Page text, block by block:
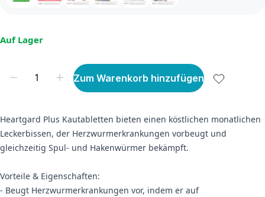
Auf Lager
Zum Warenkorb hinzufügen
Heartgard Plus Kautabletten bieten einen köstlichen monatlichen
Leckerbissen, der Herzwurmerkrankungen vorbeugt und
gleichzeitig Spul- und Hakenwürmer bekämpft.
Vorteile & Eigenschaften:
- Beugt Herzwurmerkrankungen vor, indem er auf